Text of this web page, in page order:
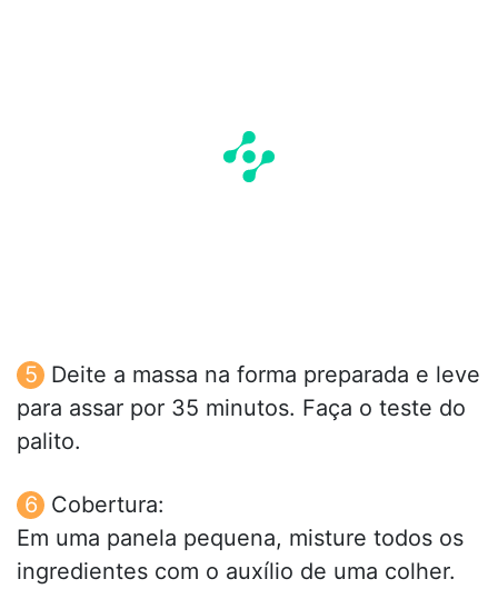
Deite a massa na forma preparada e leve
para assar por 35 minutos. Faça o teste do
palito.
Cobertura:
Em uma panela pequena, misture todos os
ingredientes com o auxílio de uma colher.